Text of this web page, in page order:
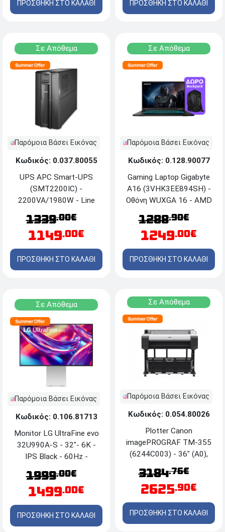
ΠΡΟΣΘΗΚΗ ΣΤΟ ΚΑΛΑΘΙ
ΔΩΡΟ Τσάντα πλάτης
Laptop Gigabyte Aorus 16
ΠΡΟΣΘΗΚΗ ΣΤΟ ΚΑΛΑΘΙ
Σε Απόθεμα
Παρόμοια Βάσει Εικόνας
Κωδικός: 0.037.80055
UPS APC Smart-UPS
(SMT2200IC) -
2200VA/1980W - Line
Interactive - 9 x IEC, USB,
Serial, SmartConnect
1339.00€
1149.00€
ΠΡΟΣΘΗΚΗ ΣΤΟ ΚΑΛΑΘΙ
Σε Απόθεμα
Παρόμοια Βάσει Εικόνας
Κωδικός: 0.128.90077
Gaming Laptop Gigabyte
A16 (3VHK3EE894SH) -
Οθόνη WUXGA 16 - AMD
Ryzen™ 7 260 - 16GB
RAM - 1TB SSD M.2 -
RTX™ 5060 8GB -
Windows 11 Home +
ΔΩΡΟ Τσάντα πλάτης
Laptop Gigabyte Aorus 16
1288.90€
1249.00€
ΠΡΟΣΘΗΚΗ ΣΤΟ ΚΑΛΑΘΙ
Σε Απόθεμα
Παρόμοια Βάσει Εικόνας
Κωδικός: 0.106.81713
Monitor LG UltraFine evo
32U990A-S - 32"- 6K -
IPS Black - 60Hz -
Thunderbolt 5 - Speakers -
Adjustable
1999.00€
1499.00€
ΠΡΟΣΘΗΚΗ ΣΤΟ ΚΑΛΑΘΙ
Σε Απόθεμα
Παρόμοια Βάσει Εικόνας
Κωδικός: 0.054.80026
Plotter Canon
imagePROGRAF TM-355
(6244C003) - 36" (Α0),
USB, Ethernet, WiFi
3184.76€
2625.90€
ΠΡΟΣΘΗΚΗ ΣΤΟ ΚΑΛΑΘΙ